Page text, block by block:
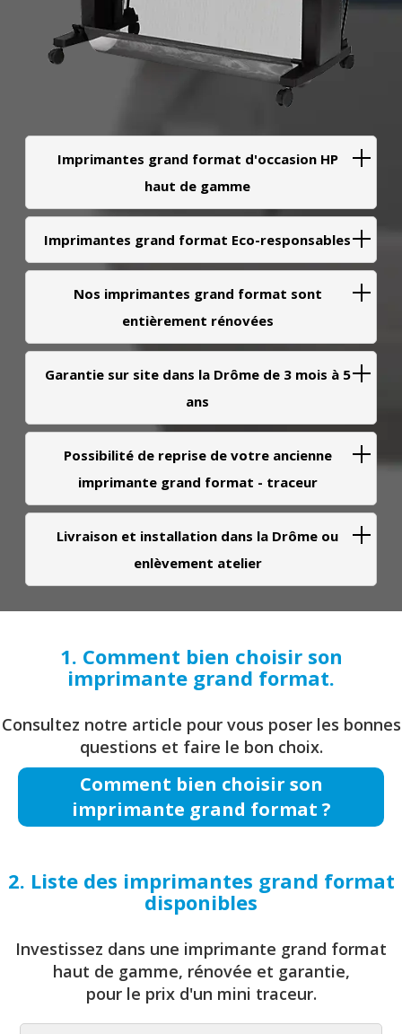
Imprimantes grand format d'occasion HP
haut de gamme
Imprimantes grand format Eco-responsables
Nos imprimantes grand format sont
entièrement rénovées
Garantie sur site dans la Drôme de 3 mois à 5
ans
Possibilité de reprise de votre ancienne
imprimante grand format - traceur
Livraison et installation dans la Drôme ou
enlèvement atelier
1. Comment bien choisir son
imprimante grand format.
Consultez notre article pour vous poser les bonnes
questions et faire le bon choix.
Comment bien choisir son
imprimante grand format ?
2. Liste des imprimantes grand format
disponibles
Investissez dans une imprimante grand format
haut de gamme, rénovée et garantie,
pour le prix d'un mini traceur.